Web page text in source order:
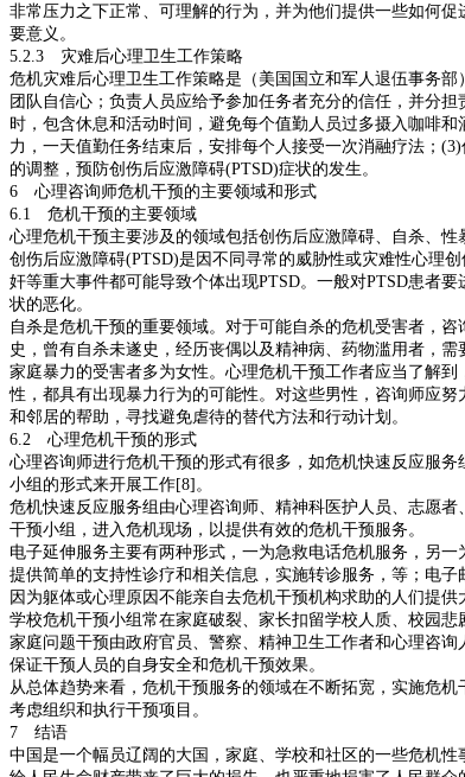
非常压力之下正常、可理解的行为，并为他们提供一些如何
要意义。
5.2.3 灾难后心理卫生工作策略
危机灾难后心理卫生工作策略是（美国国立和军人退伍事务
团队自信心；负责人员应给予参加任务者充分的信任，并分
时，包含休息和活动时间，避免每个值勤人员过多摄入咖啡
力，一天值勤任务结束后，安排每个人接受一次消融疗法；
的调整，预防创伤后应激障碍(PTSD)症状的发生。
6 心理咨询师危机干预的主要领域和形式
6.1 危机干预的主要领域
心理危机干预主要涉及的领域包括创伤后应激障碍、自杀、
创伤后应激障碍(PTSD)是因不同寻常的威胁性或灾难性心理
奸等重大事件都可能导致个体出现PTSD。一般对PTSD患者
状的恶化。
自杀是危机干预的重要领域。对于可能自杀的危机受害者，
史，曾有自杀未遂史，经历丧偶以及精神病、药物滥用者，
家庭暴力的受害者多为女性。心理危机干预工作者应当了解
性，都具有出现暴力行为的可能性。对这些男性，咨询师应
和邻居的帮助，寻找避免虐待的替代方法和行动计划。
6.2 心理危机干预的形式
心理咨询师进行危机干预的形式有很多，如危机快速反应服
小组的形式来开展工作[8]。
危机快速反应服务组由心理咨询师、精神科医护人员、志愿
干预小组，进入危机现场，以提供有效的危机干预服务。
电子延伸服务主要有两种形式，一为急救电话危机服务，另
提供简单的支持性诊疗和相关信息，实施转诊服务，等；电
因为躯体或心理原因不能亲自去危机干预机构求助的人们提供
学校危机干预小组常在家庭破裂、家长扣留学校人质、校园
家庭问题干预由政府官员、警察、精神卫生工作者和心理咨
保证干预人员的自身安全和危机干预效果。
从总体趋势来看，危机干预服务的领域在不断拓宽，实施危
考虑组织和执行干预项目。
7 结语
中国是一个幅员辽阔的大国，家庭、学校和社区的一些危机